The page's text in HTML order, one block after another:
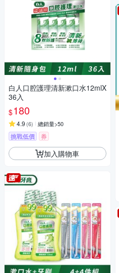
白人口腔護理清新漱口水12mlX
36入
$180
4.9 (6) 總銷量>50
挑戰低價 券
加入購物車